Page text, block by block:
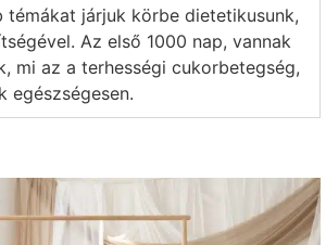
témákat járjuk körbe dietetikusunk,
Az első 1000 nap, vannak
mi az a terhességi cukorbetegség,
egészségesen.